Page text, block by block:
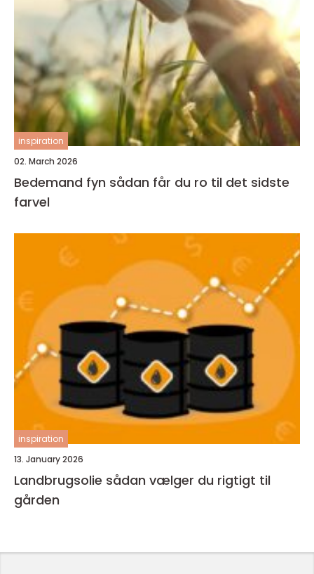
inspiration
02. March 2026
Bedemand fyn sådan får du ro til det sidste
farvel
inspiration
13. January 2026
Landbrugsolie sådan vælger du rigtigt til
gården